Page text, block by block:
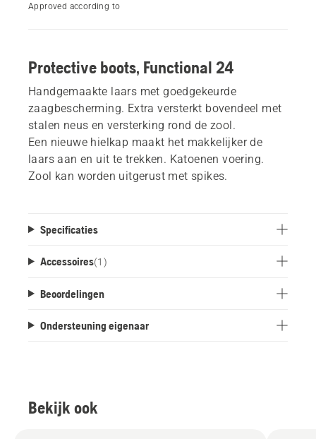
Approved according to
Protective boots, Functional 24
Handgemaakte laars met goedgekeurde
zaagbescherming. Extra versterkt bovendeel met
stalen neus en versterking rond de zool.
Een nieuwe hielkap maakt het makkelijker de
laars aan en uit te trekken. Katoenen voering.
Zool kan worden uitgerust met spikes.
Specificaties
Accessoires(1 )
Beoordelingen
Ondersteuning eigenaar
Bekijk ook